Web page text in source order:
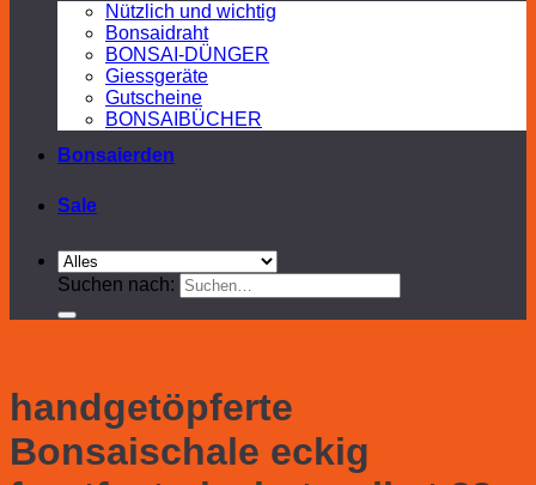
Nützlich und wichtig
Bonsaidraht
BONSAI-DÜNGER
Giessgeräte
Gutscheine
BONSAIBÜCHER
Bonsaierden
Sale
Suchen nach:
handgetöpferte
Bonsaischale eckig